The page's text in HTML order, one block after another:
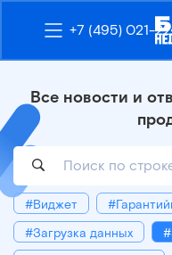
+7 (495) 021-
Все новости и
#Виджет
#Загрузка данных